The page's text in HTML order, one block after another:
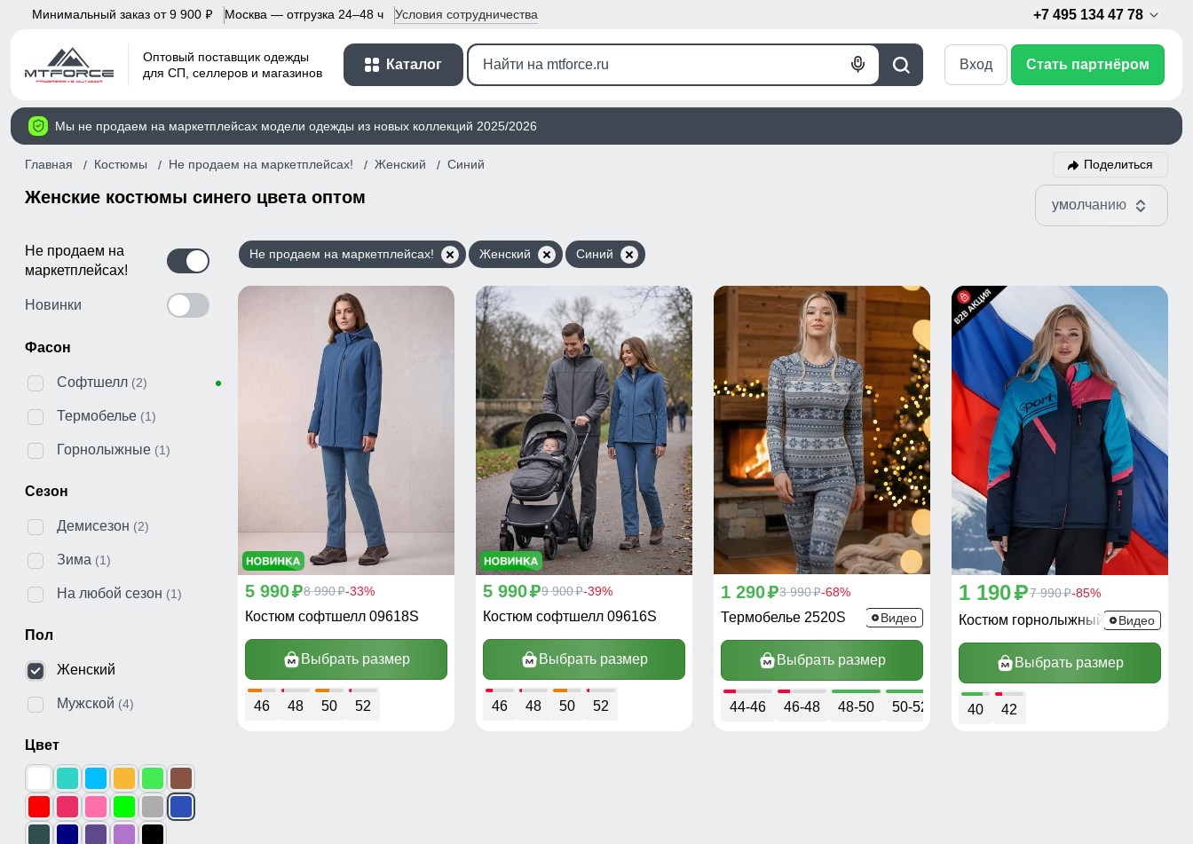
Минимальный заказ от 9 900 p Москва — отгрузка 24–48 ч Условия сотрудничества +7 495 134 47 78
Оптовый поставщик одежды
для СП, селлеров и магазинов
Каталог
Поиск
Голосовой
Вход Стать партнёром
Мы не продаем на маркетплейсах модели одежды из новых коллекций 2025/2026
Главная Костюмы Не продаем на маркетплейсах! Женский Синий Поделиться
Женские костюмы синего цвета оптом умолчанию
Не продаем на
маркетплейсах!
Новинки
Фасон
Софтшелл (2)
Термобелье (1)
Горнолыжные (1)
Сезон
Демисезон (2)
Зима (1)
На любой сезон (1)
Пол
Женский
Мужской (4)
Цвет
Не продаем на маркетплейсах! Женский Синий
5 990p8 990p-33%
Костюм софтшелл 09618S
Выбрать размер
46 48 50 52
5 990p9 900p-39%
Костюм софтшелл 09616S
Выбрать размер
46 48 50 52
1 290p3 990p-68%
Термобелье 2520S Видео
Выбрать размер
44-46 46-48 48-50 50-52
1 190 p7 990p-85%
Костюм горнолыжный 02392S
Видео
Выбрать размер
40 42